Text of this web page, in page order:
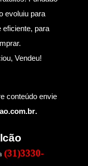
evoluiu para
eficiente, para
Vendeu!
conteúdo envie
.
(31)3330-